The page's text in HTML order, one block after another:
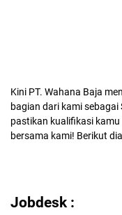
Kini PT. Wahana Baja
bagian dari kami sebagai
pastikan kualifikasi
bersama kami! Berikut
Jobdesk :